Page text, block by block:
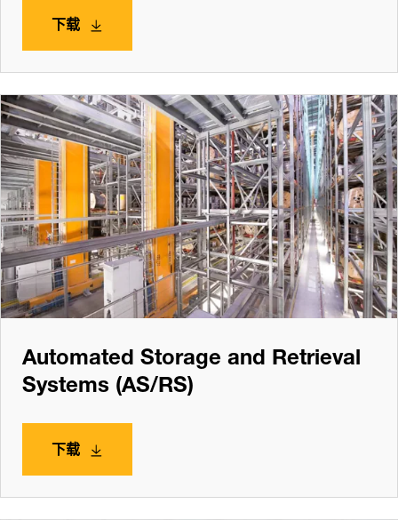
下载
Automated Storage and Retrieval
Systems (AS/RS)
下载